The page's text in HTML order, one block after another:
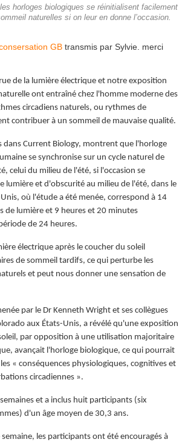
horloges biologiques se réinitialisent facilement
naturelles si on leur en donne l’occasion.
GB transmis par Sylvie. merci
de la lumière électrique et notre exposition
ont entraîné chez l'homme moderne des
circadiens naturels, ou rythmes de
contribuer à un sommeil de mauvaise qualité.
dans Current Biology, montrent que l'horloge
se synchronise sur un cycle naturel de
celui du milieu de l'été, si l'occasion se
lumière et d'obscurité au milieu de l'été, dans le
où l'étude a été menée, correspond à 14
de lumière et 9 heures et 20 minutes
de 24 heures.
électrique après le coucher du soleil
de sommeil tardifs, ce qui perturbe les
et peut nous donner une sensation de
par le Dr Kenneth Wright et ses collègues
aux États-Unis, a révélé qu'une exposition
par opposition à une utilisation majoritaire
avançait l'horloge biologique, ce qui pourrait
« conséquences physiologiques, cognitives et
circadiennes ».
et a inclus huit participants (six
d'un âge moyen de 30,3 ans.
les participants ont été encouragés à